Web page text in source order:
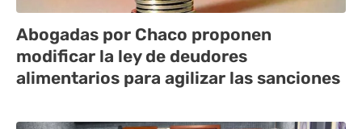
Abogadas por Chaco proponen
modificar la ley de deudores
alimentarios para agilizar las sanciones